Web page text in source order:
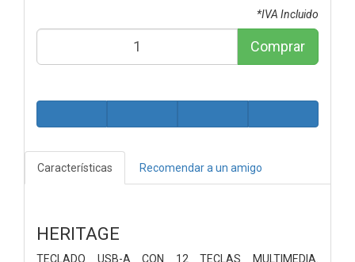
*IVA Incluido
Comprar
Características Recomendar a un amigo
HERITAGE
TECLADO USB-A CON 12 TECLAS MULTIMEDIA.